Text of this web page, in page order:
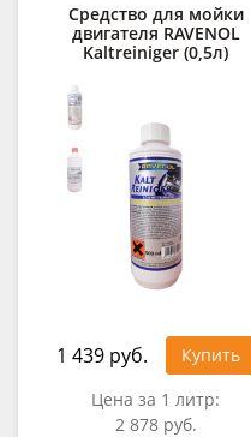
Средство для мойки
двигателя RAVENOL
Kaltreiniger (0,5л)
1 439 руб.
Купить
Цена за 1 литр:
2 878 руб.